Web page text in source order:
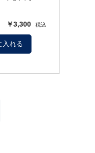
￥3,300
入れる